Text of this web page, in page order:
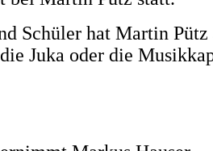
Schüler hat Martin
Juka oder die